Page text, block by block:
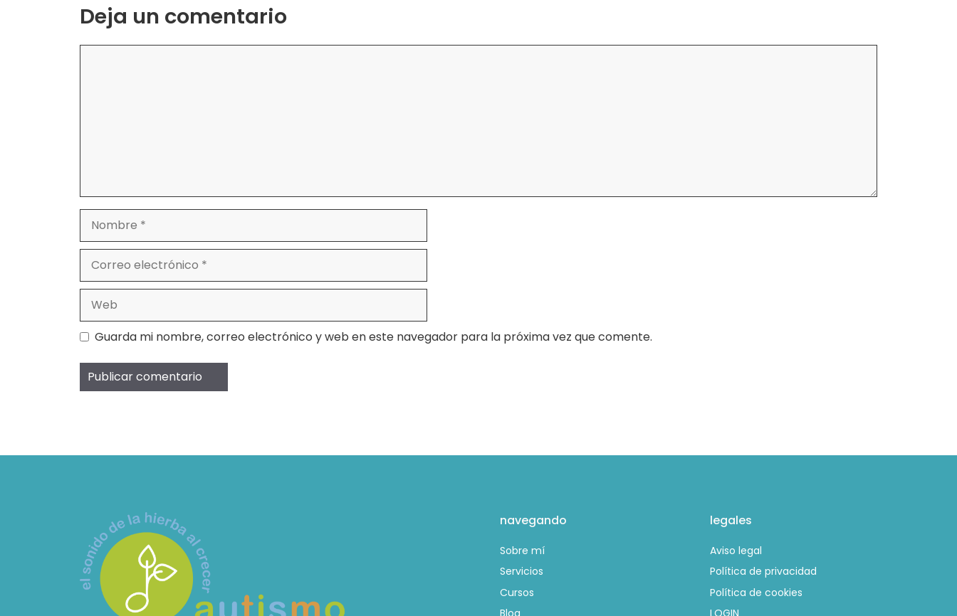
Deja un comentario
Nombre
electrónico
Guarda mi nombre, correo electrónico y web en este navegador para la próxima vez que comente.
navegando
Sobre mí
Servicios
Cursos
Blog
legales
Aviso legal
Política de privacidad
Política de cookies
LOGIN